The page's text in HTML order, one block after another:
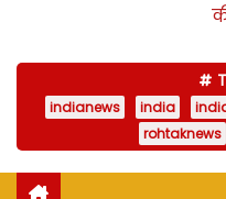
indianews india
rohtaknews